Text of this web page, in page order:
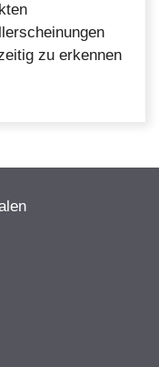
zu erkennen